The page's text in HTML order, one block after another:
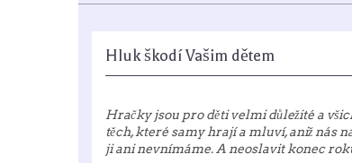
Hluk škodí Vašim dětem
Hračky jsou pro děti velmi důležité a
těch, které samy hrají a mluví, aniž nás
ji ani nevnímáme. A neoslavit konec